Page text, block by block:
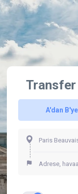
Transfer
A'dan B'ye